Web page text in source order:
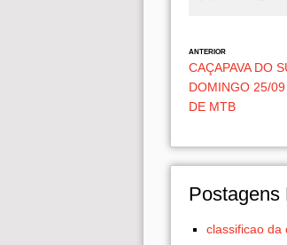
ANTERIOR
CAÇAPAVA DO
DOMINGO 25/09
DE MTB
Postagens
classificao da